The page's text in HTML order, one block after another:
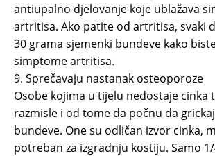
antiupalno djelovanje koje ublažava
artritisa. Ako patite od artritisa, svaki
30 grama sjemenki bundeve kako
simptome artritisa.
9. Sprečavaju nastanak osteoporoze
Osobe kojima u tijelu nedostaje cinka
razmisle i od tome da počnu da
bundeve. One su odličan izvor cinka,
potreban za izgradnju kostiju. Samo